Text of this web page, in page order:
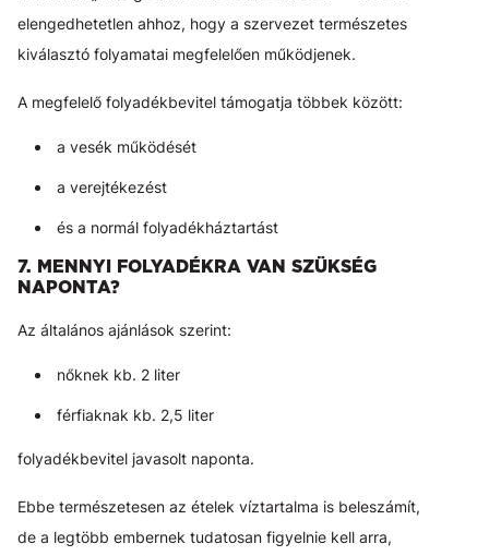
elengedhetetlen ahhoz, hogy a szervezet természetes
kiválasztó folyamatai megfelelően működjenek.
A megfelelő folyadékbevitel támogatja többek között:
a vesék működését
a verejtékezést
és a normál folyadékháztartást
7. MENNYI FOLYADÉKRA VAN SZÜKSÉG
NAPONTA?
Az általános ajánlások szerint:
nőknek kb. 2 liter
férfiaknak kb. 2,5 liter
folyadékbevitel javasolt naponta.
Ebbe természetesen az ételek víztartalma is beleszámít,
de a legtöbb embernek tudatosan figyelnie kell arra,